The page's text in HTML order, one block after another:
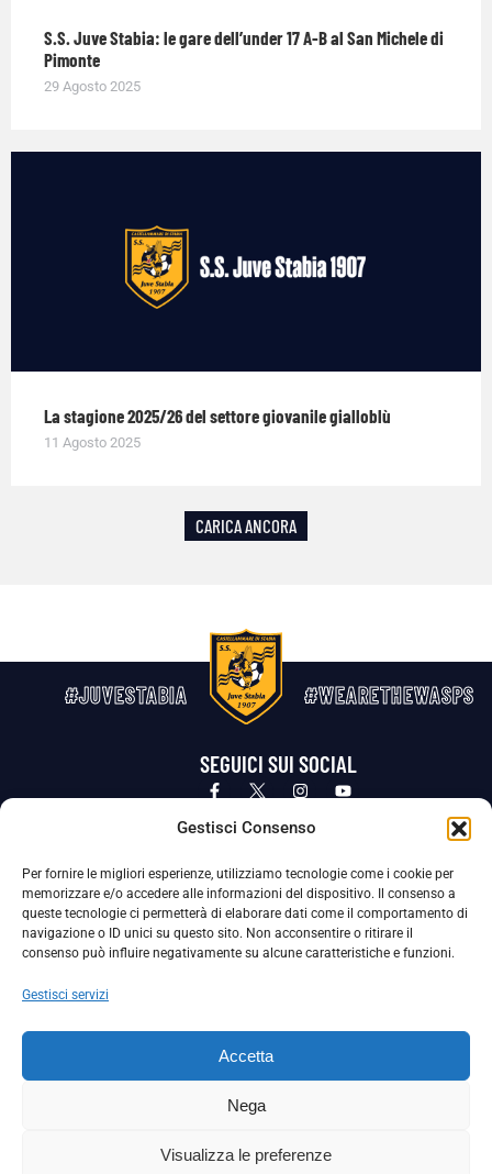
Gestisci Consenso
Per fornire le migliori esperienze, utilizziamo tecnologie come i cookie per
memorizzare e/o accedere alle informazioni del dispositivo. Il consenso a
queste tecnologie ci permetterà di elaborare dati come il comportamento di
navigazione o ID unici su questo sito. Non acconsentire o ritirare il
consenso può influire negativamente su alcune caratteristiche e funzioni.
Gestisci servizi
Accetta
Nega
Visualizza le preferenze
S.S. Juve Stabia: le gare dell’under 17 A-B al San Michele di
Pimonte
29 Agosto 2025
La stagione 2025/26 del settore giovanile gialloblù
11 Agosto 2025
CARICA ANCORA
#JUVESTABIA #WEARETHEWASPS
SEGUICI SUI SOCIAL
Privacy Policy Cookie Policy
La Società ha nominato il Responsabile della Protezione dei Dati Personali (DPO), figura specializzata che vigila sulle modalità
adottate dalla nostra Società per tutelare i Suoi dati personali.
Per contattare il DPO può scrivere a
La Società ha inoltre adottato un proprio Codice Etico, consultabile al seguente link:
Scarica il Codice Etico